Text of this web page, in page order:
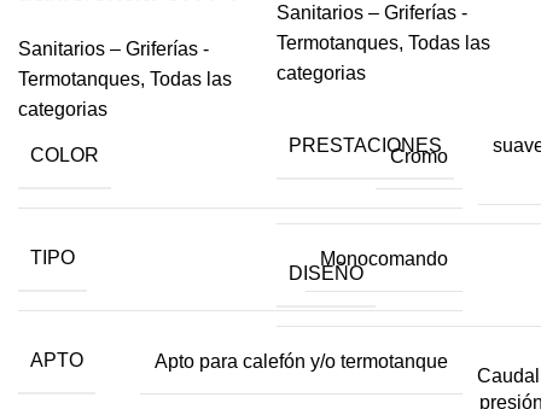
Sanitarios – Griferías -
Termotanques, Todas las
categorias
COLOR Cromo
TIPO Monocomando
APTO Apto para calefón y/o termotanque
Sanitarios – Griferías -
Termotanques, Todas las
categorias
PRESTACIONES
DISEÑO